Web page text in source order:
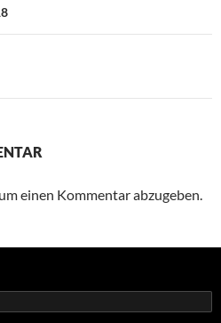
einen Kommentar abzugeben.